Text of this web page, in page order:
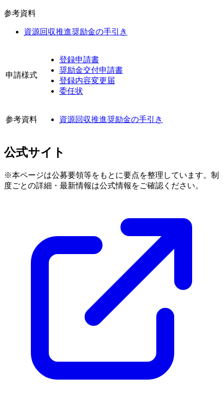
参考資料
資源回収推進奨励金の手引き
申請様式
登録申請書
奨励金交付申請書
登録内容変更届
委任状
参考資料 資源回収推進奨励金の手引き
公式サイト
※本ページは公募要領等をもとに要点を整理しています。制
度ごとの詳細・最新情報は公式情報をご確認ください。